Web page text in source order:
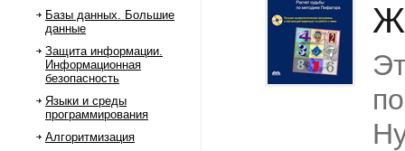
Базы данных. Большие
данные
Защита информации.
Информационная
безопасность
Языки и среды
программирования
Алгоритмизация